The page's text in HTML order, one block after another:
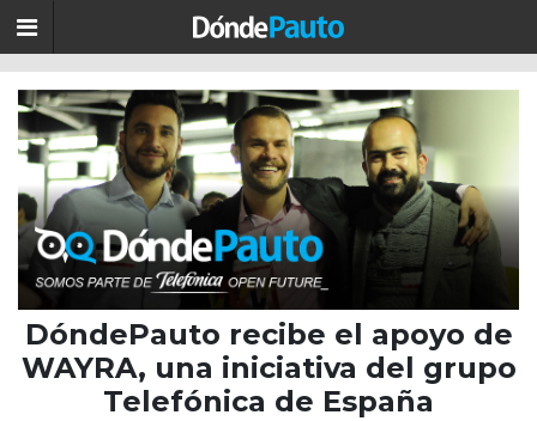
DóndePauto recibe el apoyo de
WAYRA, una iniciativa del grupo
Telefónica de España